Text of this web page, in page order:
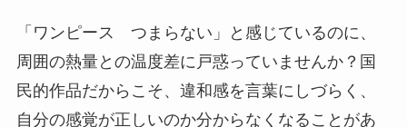
「ワンピース つまらない」と感じているのに、
周囲の熱量との温度差に戸惑っていませんか？国
民的作品だからこそ、違和感を言葉にしづらく、
自分の感覚が正しいのか分からなくなることがあ